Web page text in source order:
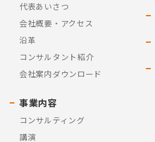
代表あいさつ
会社概要・アクセス
沿革
コンサルタント紹介
会社案内ダウンロード
事業内容
コンサルティング
講演